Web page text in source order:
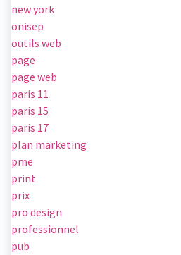
new york
onisep
outils web
page
page web
paris 11
paris 15
paris 17
plan marketing
pme
print
prix
pro design
professionnel
pub